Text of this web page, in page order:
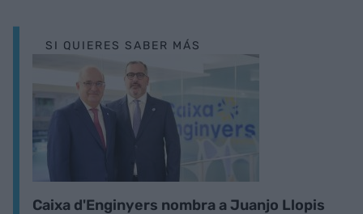
SI QUIERES SABER MÁS
Caixa d'Enginyers nombra a Juanjo Llopis